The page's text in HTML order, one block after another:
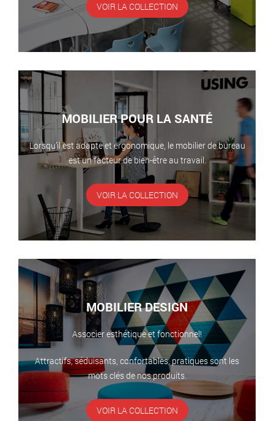
VOIR LA COLLECTION
MOBILIER POUR LA SANTÉ
Lorsqu’il est adapté et ergonomique, le mobilier de bureau
est un facteur de bien-être au travail.
VOIR LA COLLECTION
MOBILIER DESIGN
Associer esthétique et fonctionnel!
Attractifs, séduisants, confortables, pratiques sont les
mots clés de nos produits.
VOIR LA COLLECTION